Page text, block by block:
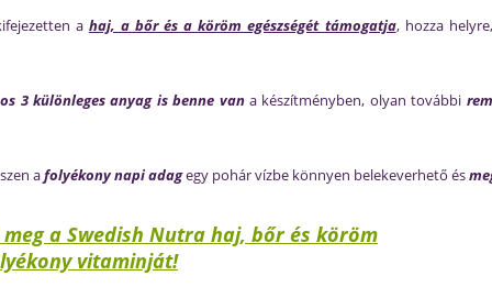
a haj, a bőr és a köröm egészségét támogatja, hozza
3 különleges anyag is benne vana készítményben, olyan további
afolyékony napi adagegy pohár vízbe könnyen belekeverhető és
a Swedish Nutra haj, bőr és köröm
vitaminját!